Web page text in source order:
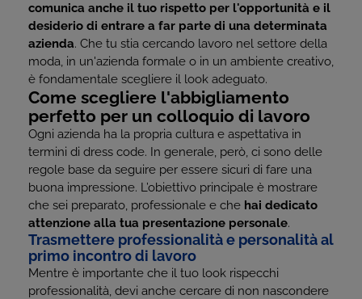
comunica anche il tuo rispetto per l'opportunità e il
desiderio di entrare a far parte di una determinata
azienda. Che tu stia cercando lavoro nel settore della
moda, in un'azienda formale o in un ambiente creativo,
è fondamentale scegliere il look adeguato.
Come scegliere l'abbigliamento
perfetto per un colloquio di lavoro
Ogni azienda ha la propria cultura e aspettativa in
termini di dress code. In generale, però, ci sono delle
regole base da seguire per essere sicuri di fare una
buona impressione. L’obiettivo principale è mostrare
che sei preparato, professionale e che hai dedicato
attenzione alla tua presentazione personale.
Trasmettere professionalità e personalità al
primo incontro di lavoro
Mentre è importante che il tuo look rispecchi
professionalità, devi anche cercare di non nascondere